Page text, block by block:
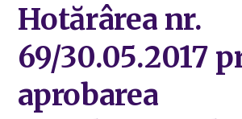
Hotărârea nr.
69/30.05.2017
aprobarea